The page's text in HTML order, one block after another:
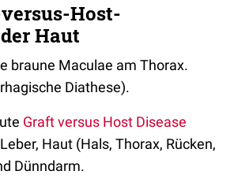
Host-
Haut
braune Maculae am Thorax.
Diathese).
Graft versus Host Disease
Haut (Hals, Thorax, Rücken,
Dünndarm.